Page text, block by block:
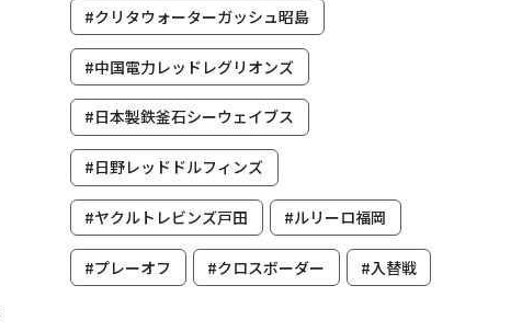
#クリタウォーターガッシュ昭島
#中国電力レッドレグリオンズ
#日本製鉄釜石シーウェイブス
#日野レッドドルフィンズ
#ヤクルトレビンズ戸田 #ルリーロ福岡
#プレーオフ #クロスボーダー #入替戦